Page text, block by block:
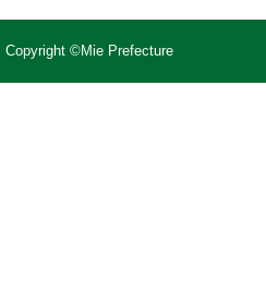
Copyright ©Mie Prefecture